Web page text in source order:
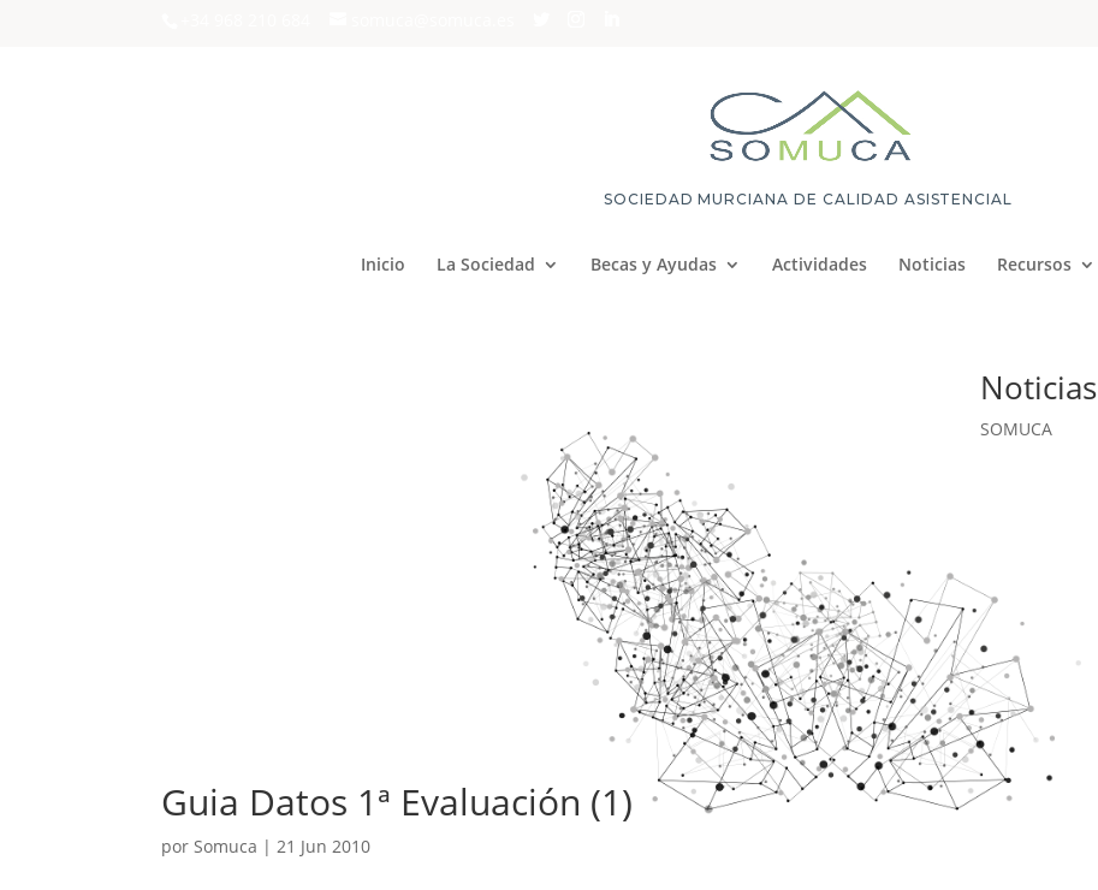
SOCIEDAD MURCIANA DE CALIDAD ASISTENCIAL
Inicio La Sociedad Becas y Ayudas Actividades Noticias Recursos
Noticias
SOMUCA
Guia Datos 1ª Evaluación (1)
por Somuca | 21 Jun 2010